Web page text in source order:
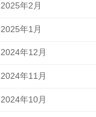
2025年2月
2025年1月
2024年12月
2024年11月
2024年10月